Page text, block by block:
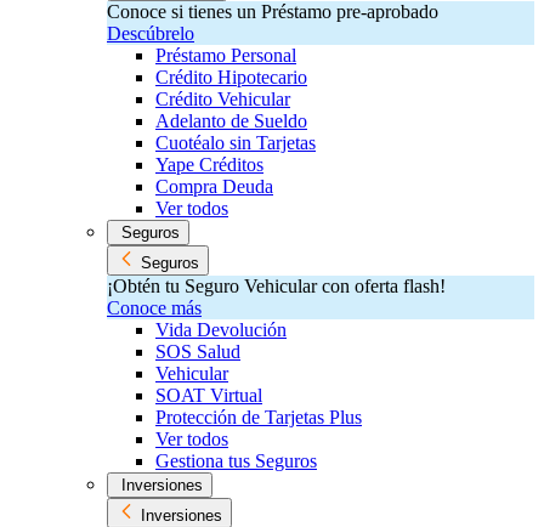
Conoce si tienes un Préstamo pre-aprobado
Descúbrelo
Préstamo Personal
Crédito Hipotecario
Crédito Vehicular
Adelanto de Sueldo
Cuotéalo sin Tarjetas
Yape Créditos
Compra Deuda
Ver todos
Seguros
Seguros
¡Obtén tu Seguro Vehicular con oferta flash!
Conoce más
Vida Devolución
SOS Salud
Vehicular
SOAT Virtual
Protección de Tarjetas Plus
Ver todos
Gestiona tus Seguros
Inversiones
Inversiones